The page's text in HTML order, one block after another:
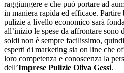
raggiungere e che può portare ad
in maniera rapida ed efficace.
pulizie a livello economico sarà
all’inizio le spese da affrontare sono
soldi non è sempre facilissimo,
esperti di marketing sia on line che
loro competenza e conoscenza la
dell’Imprese Pulizie Oliva Gessi.